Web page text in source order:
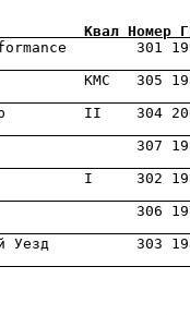
Квал
КМС   305
II
307